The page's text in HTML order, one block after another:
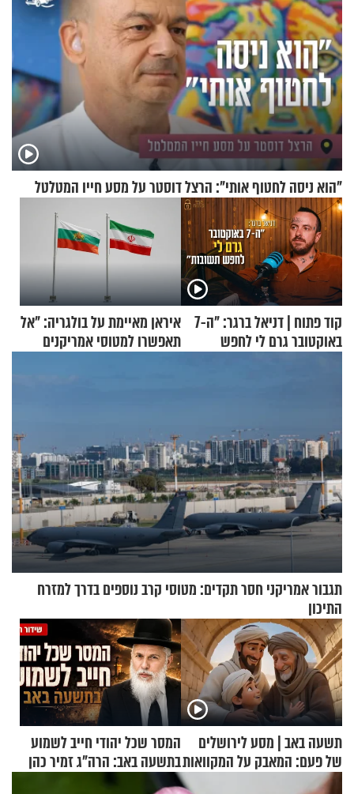
"הוא ניסה לחטוף אותי": הרצל דוסטר על מסע חייו המטלטל
קוד פתוח | דניאל ברגר: "ה-7
באוקטובר גרם לי לחפש
איראן מאיימת על בולגריה: "אל
תאפשרו למטוסי אמריקנים
תגבור אמריקני חסר תקדים: מטוסי קרב נוספים בדרך למזרח
התיכון
תשעה באב | מסע לירושלים
של פעם: המאבק על המקוואות
המסר שכל יהודי חייב לשמוע
בתשעה באב: הרה"ג זמיר כהן
בשיעור מיוחד